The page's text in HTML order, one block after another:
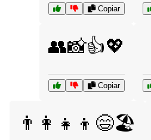
Copiar
👥📸👍💖
Copiar
👨‍👩‍👧‍👦😄🏖️